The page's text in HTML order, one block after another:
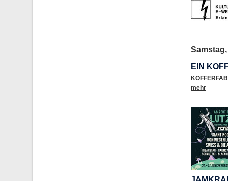
EIN
mehr